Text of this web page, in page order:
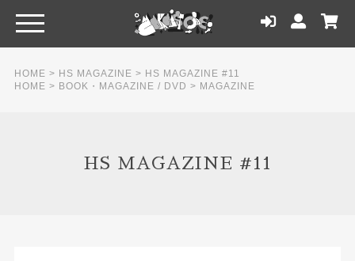
HOME > HS MAGAZINE > HS MAGAZINE #11
HOME > BOOK・MAGAZINE / DVD > MAGAZINE
HS MAGAZINE #11